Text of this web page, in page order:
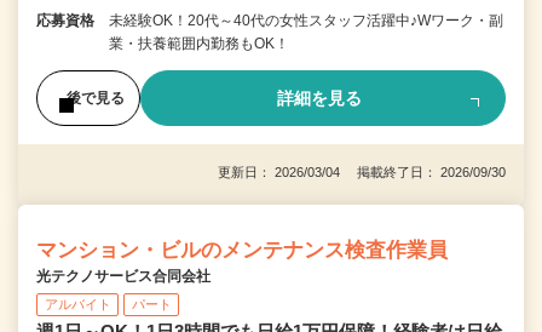
応募資格
未経験OK！20代～40代の女性スタッフ活躍中♪Wワーク・副
業・扶養範囲内勤務もOK！
後で見る 詳細を見る
更新日： 2026/03/04 掲載終了日： 2026/09/30
マンション・ビルのメンテナンス検査作業員
光テクノサービス合同会社
アルバイト パート